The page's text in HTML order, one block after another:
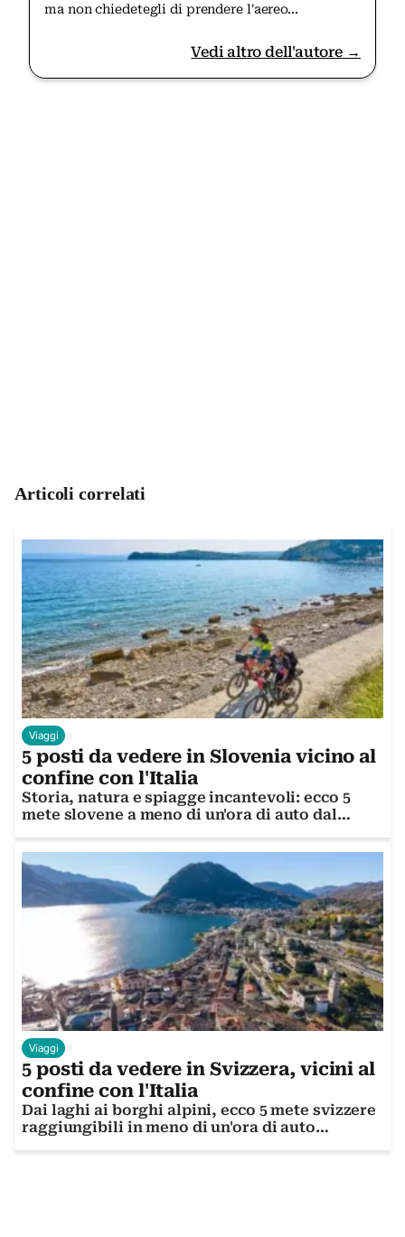
ma non chiedetegli di prendere l'aereo...
Vedi altro dell'autore →
Articoli correlati
Viaggi
5 posti da vedere in Slovenia vicino al
confine con l'Italia
Storia, natura e spiagge incantevoli: ecco 5
mete slovene a meno di un'ora di auto dal
Viaggi
5 posti da vedere in Svizzera, vicini al
confine con l'Italia
Dai laghi ai borghi alpini, ecco 5 mete svizzere
raggiungibili in meno di un'ora di auto